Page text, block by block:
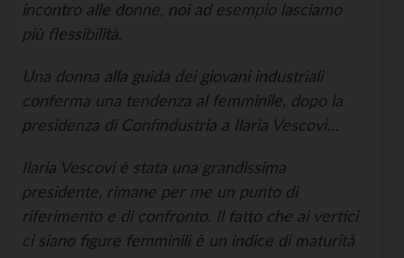
incontro alle donne, noi ad esempio lasciamo
più flessibilità.
Una donna alla guida dei giovani industriali
conferma una tendenza al femminile, dopo la
presidenza di Confindustria a Ilaria Vescovi…
Ilaria Vescovi è stata una grandissima
presidente, rimane per me un punto di
riferimento e di confronto. Il fatto che ai vertici
ci siano figure femminili è un indice di maturità